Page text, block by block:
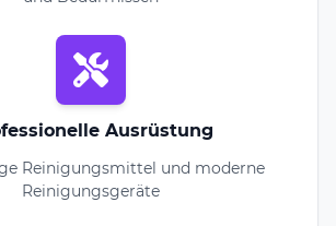
Ausrüstung
Reinigungsmittel und moderne
Reinigungsgeräte